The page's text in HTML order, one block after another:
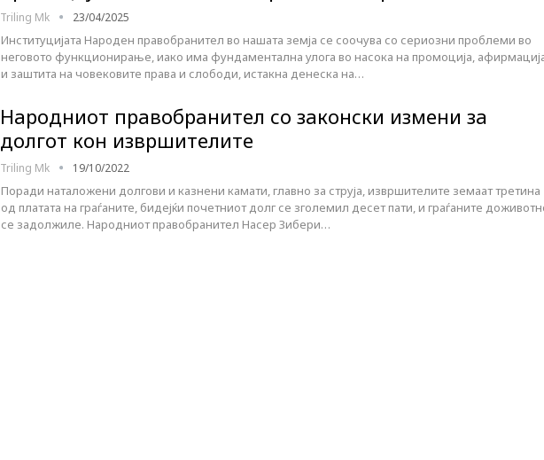
Triling Mk 23/04/2025
Институцијата Народен правобранител во нашата земја се соочува со сериозни проблеми во
неговото функционирање, иако има фундаментална улога во насока на промоција,
и заштита на човековите права и слободи, истакна денеска на…
Народниот правобранител со законски измени за
долгот кон извршителите
Triling Mk 19/10/2022
Поради наталожени долгови и казнени камати, главно за струја, извршителите земаат третина
од платата на граѓаните, бидејќи почетниот долг се зголемил десет пати, и граѓаните
се задолжиле. Народниот правобранител Насер Зибери…